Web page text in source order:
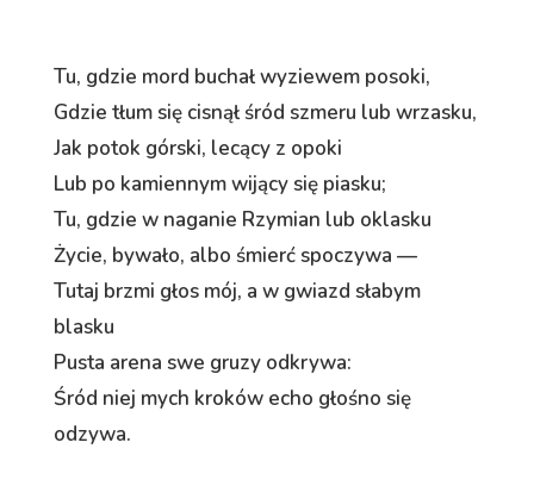
Tu, gdzie mord buchał wyziewem posoki,
Gdzie tłum się cisnął śród szmeru lub wrzasku,
Jak potok górski, lecący z opoki
Lub po kamiennym wijący się piasku;
Tu, gdzie w naganie Rzymian lub oklasku
Życie, bywało, albo śmierć spoczywa —
Tutaj brzmi głos mój, a w gwiazd słabym
blasku
Pusta arena swe gruzy odkrywa:
Śród niej mych kroków echo głośno się
odzywa.